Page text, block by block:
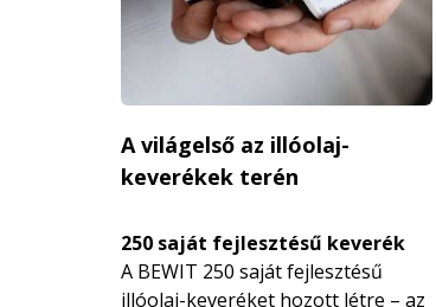
A világelső az illóolaj-
keverékek terén
250 saját fejlesztésű keverék
A BEWIT 250 saját fejlesztésű
illóolaj-keveréket hozott létre – az